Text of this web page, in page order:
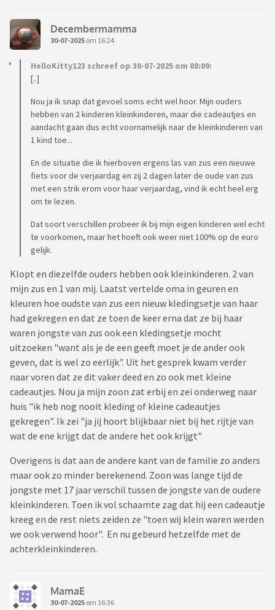
Decembermamma
30-07-2025 om 16:24
HelloKitty123 schreef op 30-07-2025 om 08:09:
[..]
Nou ja ik snap dat gevoel soms echt wel hoor. Mijn ouders
hebben van 2 kinderen kleinkinderen, maar die cadeautjes en
aandacht gaan dus echt voornamelijk naar de kleinkinderen van
1 kind toe...
En de situatie die ik hierboven ergens las van zus een nieuwe
fiets voor de verjaardag en zij 2 dagen later de oude van zus
met een strik erom voor haar verjaardag, vind ik echt heel erg
om te lezen.
Dat soort verschillen probeer ik bij mijn eigen kinderen wel echt
te voorkomen, maar het hoeft ook weer niet 100% op de euro
gelijk.
Klopt en diezelfde ouders hebben ook kleinkinderen. 2 van
mijn zus en 1 van mij. Laatst vertelde oma in geuren en
kleuren hoe oudste van zus een nieuw kledingsetje van haar
had gekregen en dat ze toen de keer erna dat ze bij haar
waren jongste van zus ook een kledingsetje mocht
uitzoeken "want als je de een geeft moet je de ander ook
geven, dat is wel zo eerlijk". Uit het gesprek kwam verder
naar voren dat ze dit vaker deed en zo ook met kleine
cadeautjes. Nou ja mijn zoon zat erbij en zei onderweg naar
huis "ik heb nog nooit kleding of kleine cadeautjes
gekregen". Ik zei "ja jij hoort blijkbaar niet bij het rijtje van
wat de ene krijgt dat de andere het ook krijgt"
Overigens is dat aan de andere kant van de familie zo anders
maar ook zo minder berekenend. Zoon was lange tijd de
jongste met 17 jaar verschil tussen de jongste van de oudere
kleinkinderen. Toen ik vol schaamte zag dat hij een cadeautje
kreeg en de rest niets zeiden ze "toen wij klein waren werden
we ook verwend hoor". En nu gebeurd hetzelfde met de
achterkleinkinderen.
MamaE
30-07-2025 om 16:36